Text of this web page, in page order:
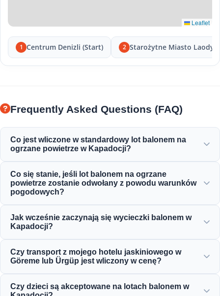
Leaflet
1 Centrum Denizli (Start) 2 Starożytne Miasto
Frequently Asked Questions (FAQ)
Co jest wliczone w standardowy lot balonem na
ogrzane powietrze w Kapadocji?
śniadanie przed lotem, godzinny lot balonem nad
bajkowymi kominami, uroczystość toastu z szampanem
Co się stanie, jeśli lot balonem na ogrzane
powietrze zostanie odwołany z powodu warunków
pogodowych?
przypadku odwołania lotów z powodu wiatru lub
warunków pogodowych otrzymasz pełny zwrot pieniędzy
dzień.
Jak wcześnie zaczynają się wycieczki balonem w
Kapadocji?
zwykle przed świtem (między 4:30 a 5:30 rano, w
zależności od pory roku), aby uchwycić piękny wschód
Czy transport z mojego hotelu jaskiniowego w
Göreme lub Ürgüp jest wliczony w cenę?
Göreme, Ürgüp, Uçhisar, Avanos i Ortahisar są w pełni
Czy dzieci są akceptowane na lotach balonem w